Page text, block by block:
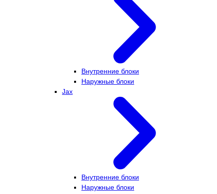
Внутренние блоки
Наружные блоки
Jax
Внутренние блоки
Наружные блоки